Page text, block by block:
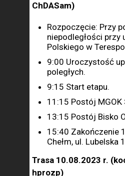
ChDASam)
Rozpoczęcie: Przy
niepodległości przy
Polskiego w
9:00 Uroczystość
poległych.
9:15 Start etapu.
11:15 Postój MGOK
13:15 Postój Bisko
15:40 Zakończenie
Chełm, ul. Lubelska
Trasa 10.08.2023 r.
hprozp)